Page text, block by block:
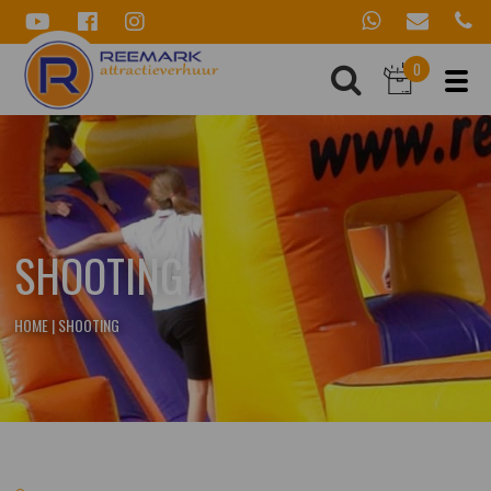
0
SHOOTING
HOME|SHOOTING